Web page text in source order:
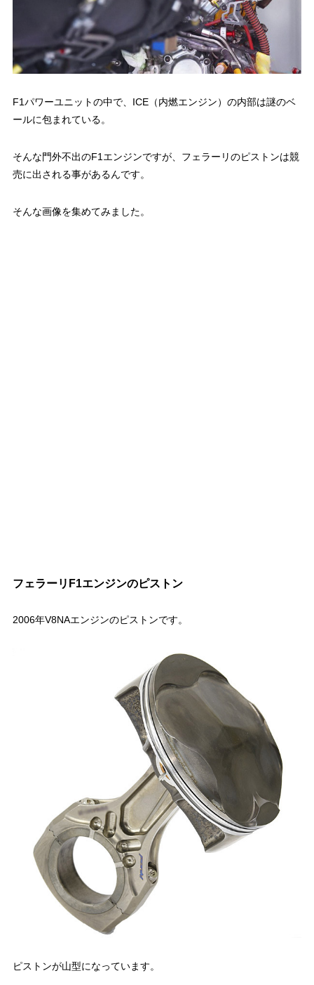
F1パワーユニットの中で、ICE（内燃エンジン）の内部は謎のベ
ールに包まれている。
そんな門外不出のF1エンジンですが、フェラーリのピストンは競
売に出される事があるんです。
そんな画像を集めてみました。
フェラーリF1エンジンのピストン
2006年V8NAエンジンのピストンです。
ピストンが山型になっています。